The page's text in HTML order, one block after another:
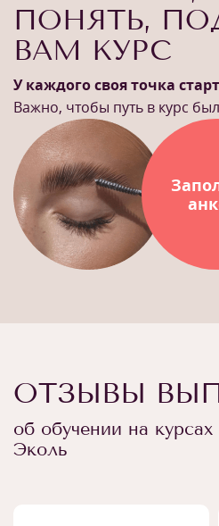
ПОНЯТЬ,
ВАМ КУРС
У каждого своя точка
Важно, чтобы путь в курс
ОТЗЫВЫ
об обучении на
Эколь